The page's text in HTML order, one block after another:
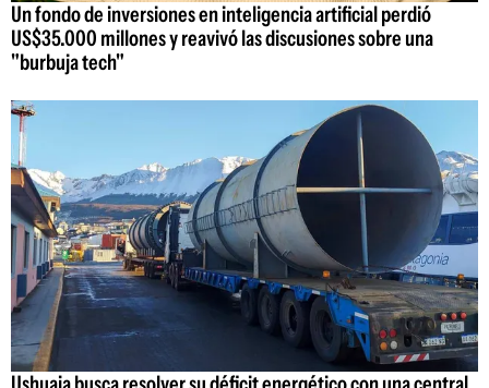
Un fondo de inversiones en inteligencia artificial perdió
US$35.000 millones y reavivó las discusiones sobre una
"burbuja tech"